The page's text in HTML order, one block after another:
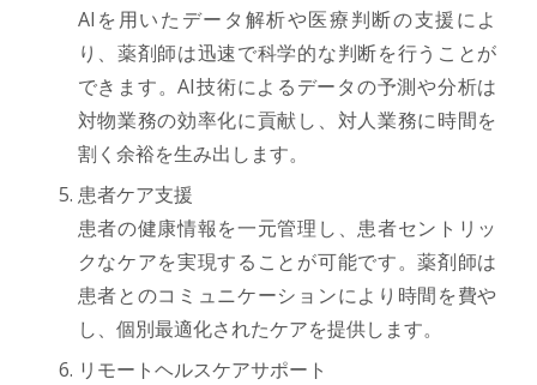
AIを用いたデータ解析や医療判断の支援によ
り、薬剤師は迅速で科学的な判断を行うことが
できます。AI技術によるデータの予測や分析は
対物業務の効率化に貢献し、対人業務に時間を
割く余裕を生み出します。
患者ケア支援
患者の健康情報を一元管理し、患者セントリッ
クなケアを実現することが可能です。薬剤師は
患者とのコミュニケーションにより時間を費や
し、個別最適化されたケアを提供します。
リモートヘルスケアサポート